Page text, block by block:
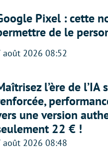
Pixel : cette
de le
août 2026 08:52
l’ère de
une version
22 € !
août 2026 08:48